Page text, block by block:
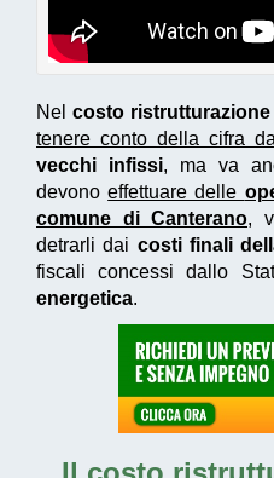
Nel costo
tenere conto della cifra
vecchi infissi, ma va
devonoeffettuare delle
comune di Canterano,
detrarli dai costi finali
fiscali concessi dallo
energetica.